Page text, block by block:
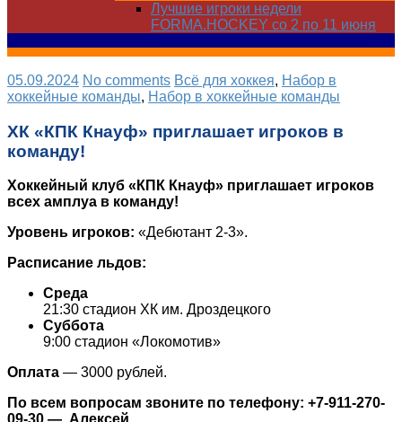
Лучшие игроки недели
FORMA.HOCKEY со 2 по 11 июня
05.09.2024 No comments Всё для хоккея, Набор в
хоккейные команды, Набор в хоккейные команды
ХК «КПК Кнауф» приглашает игроков в
команду!
Хоккейный клуб «КПК Кнауф» приглашает игроков
всех амплуа в команду!
Уровень игроков: «Дебютант 2-3».
Расписание льдов:
Среда
21:30 стадион ХК им. Дроздецкого
Суббота
9:00 стадион «Локомотив»
Оплата — 3000 рублей.
По всем вопросам звоните по телефону: +7-911-270-